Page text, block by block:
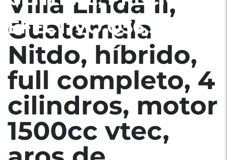
EFECTIVO Q56,500
Guatemala
Nitdo, híbrido,
full completo, 4
cilindros, motor
1500cc vtec,